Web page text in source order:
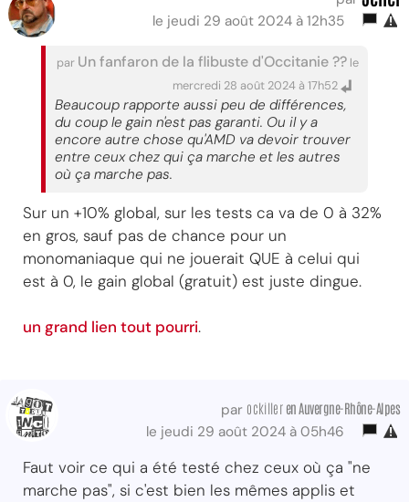
le jeudi 29 août 2024 à 12h35
par Un fanfaron de la flibuste d'Occitanie ?? le
mercredi 28 août 2024 à 17h52
Beaucoup rapporte aussi peu de différences,
du coup le gain n'est pas garanti. Ou il y a
encore autre chose qu'AMD va devoir trouver
entre ceux chez qui ça marche et les autres
où ça marche pas.
Sur un +10% global, sur les tests ca va de 0 à 32%
en gros, sauf pas de chance pour un
monomaniaque qui ne jouerait QUE à celui qui
est à 0, le gain global (gratuit) est juste dingue.
un grand lien tout pourri.
par ockiller en Auvergne-Rhône-Alpes
le jeudi 29 août 2024 à 05h46
Faut voir ce qui a été testé chez ceux où ça "ne
marche pas", si c'est bien les mêmes applis et